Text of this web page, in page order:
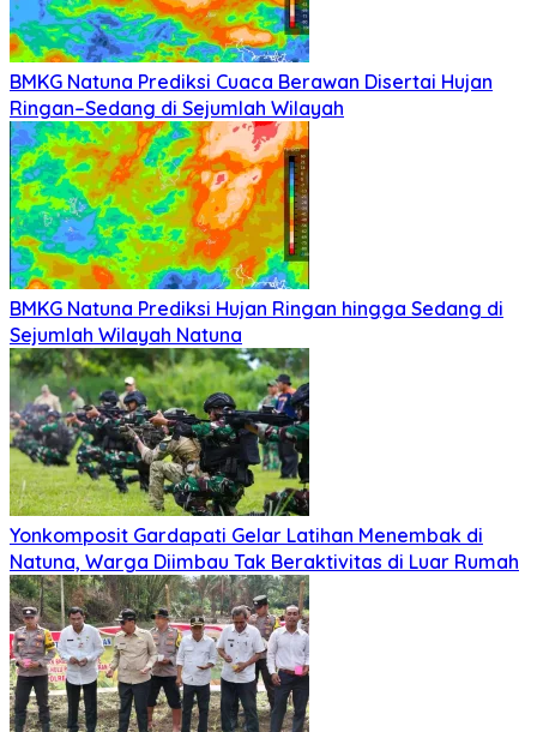
BMKG Natuna Prediksi Cuaca Berawan Disertai Hujan
Ringan–Sedang di Sejumlah Wilayah
BMKG Natuna Prediksi Hujan Ringan hingga Sedang di
Sejumlah Wilayah Natuna
Yonkomposit Gardapati Gelar Latihan Menembak di
Natuna, Warga Diimbau Tak Beraktivitas di Luar Rumah